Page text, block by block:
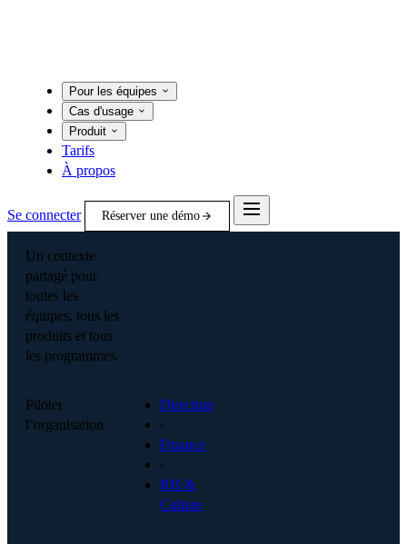
Pour les équipes
Cas d'usage
Produit
Tarifs
À propos
Se connecter Réserver une démo
Un contexte
partagé pour
toutes les
équipes, tous les
produits et tous
les programmes.
Piloter
l’organisation
Direction
·
Finance
·
RH &
Culture